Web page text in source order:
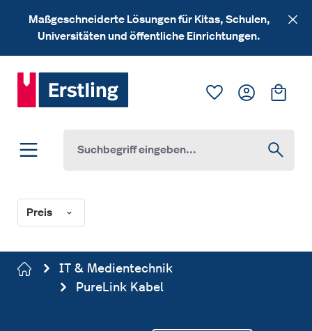
Zum Hauptinhalt springen
Maßgeschneiderte Lösungen für Kitas, Schulen,
Universitäten und öffentliche Einrichtungen.
Du hast 0
Preis
IT & Medientechnik
PureLink Kabel